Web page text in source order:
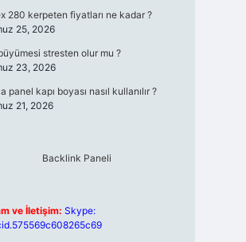
280 kerpeten fiyatları ne kadar ?
25, 2026
stresten olur mu ?
23, 2026
panel kapı boyası nasıl kullanılır ?
21, 2026
ve İletişim: Skype: